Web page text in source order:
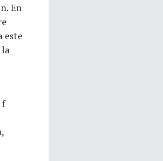
En
este
f